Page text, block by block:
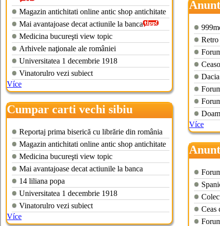
Magazin antichitati online antic shop antichitate
Mai avantajoase decat actiunile la banca
Medicina bucureşti view topic
Arhivele naţionale ale româniei
Universitatea 1 decembrie 1918
Vinatorulro vezi subiect
Více
Cumpar carti vechi sibiu
Reportaj prima biserică cu librărie din românia
Magazin antichitati online antic shop antichitate
Medicina bucureşti view topic
Mai avantajoase decat actiunile la banca
14 liliana popa
Universitatea 1 decembrie 1918
Vinatorulro vezi subiect
Více
vechi
Více
vechi
Ceas